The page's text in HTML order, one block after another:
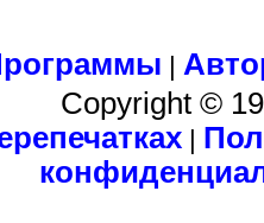
|
Copyright ©
|